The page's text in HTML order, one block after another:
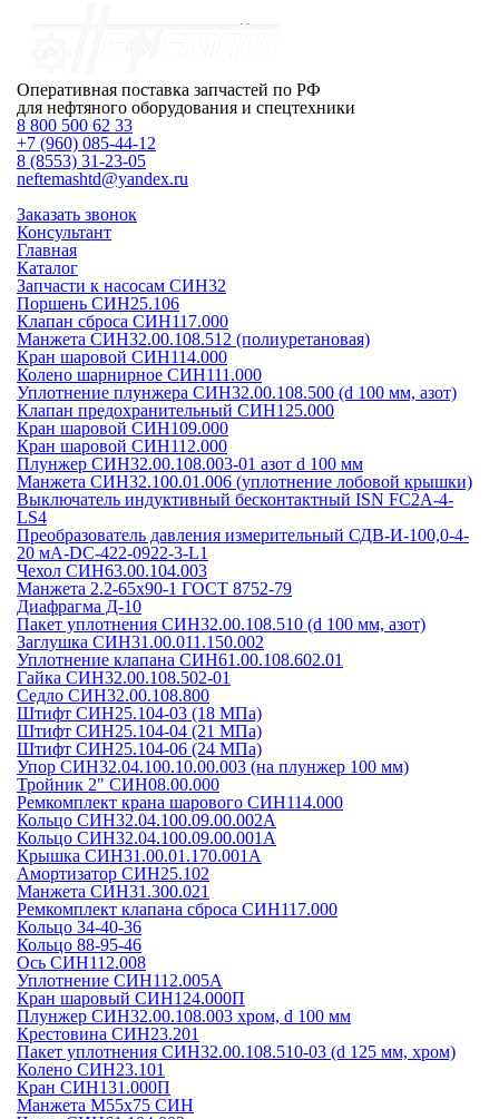
Оперативная поставка запчастей по РФ
для нефтяного оборудования и спецтехники
8 800 500 62 33
+7 (960) 085-44-12
8 (8553) 31-23-05
neftemashtd@yandex.ru
Заказать звонок
Консультант
Главная
Каталог
Запчасти к насосам СИН32
Поршень СИН25.106
Клапан сброса СИН117.000
Манжета СИН32.00.108.512 (полиуретановая)
Кран шаровой СИН114.000
Колено шарнирное СИН111.000
Уплотнение плунжера СИН32.00.108.500 (d 100 мм, азот)
Клапан предохранительный СИН125.000
Кран шаровой СИН109.000
Кран шаровой СИН112.000
Плунжер СИН32.00.108.003-01 азот d 100 мм
Манжета СИН32.100.01.006 (уплотнение лобовой крышки)
Выключатель индуктивный бесконтактный ISN FC2A-4-
LS4
Преобразователь давления измерительный СДВ-И-100,0-4-
20 мА-DC-422-0922-3-L1
Чехол СИН63.00.104.003
Манжета 2.2-65х90-1 ГОСТ 8752-79
Диафрагма Д-10
Пакет уплотнения СИН32.00.108.510 (d 100 мм, азот)
Заглушка СИН31.00.011.150.002
Уплотнение клапана СИН61.00.108.602.01
Гайка СИН32.00.108.502-01
Седло СИН32.00.108.800
Штифт СИН25.104-03 (18 МПа)
Штифт СИН25.104-04 (21 МПа)
Штифт СИН25.104-06 (24 МПа)
Упор СИН32.04.100.10.00.003 (на плунжер 100 мм)
Тройник 2" СИН08.00.000
Ремкомплект крана шарового СИН114.000
Кольцо СИН32.04.100.09.00.002А
Кольцо СИН32.04.100.09.00.001А
Крышка СИН31.00.01.170.001А
Амортизатор СИН25.102
Манжета СИН31.300.021
Ремкомплект клапана сброса СИН117.000
Кольцо 34-40-36
Кольцо 88-95-46
Ось СИН112.008
Уплотнение СИН112.005А
Кран шаровый СИН124.000П
Плунжер СИН32.00.108.003 хром, d 100 мм
Крестовина СИН23.201
Пакет уплотнения СИН32.00.108.510-03 (d 125 мм, хром)
Колено СИН23.101
Кран СИН131.000П
Манжета М55х75 СИН